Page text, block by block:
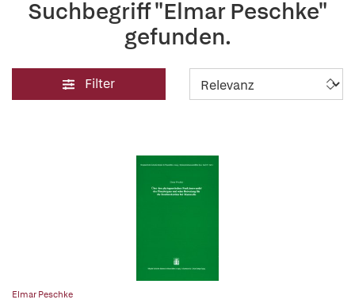
Suchbegriff "Elmar Peschke"
gefunden.
Filter
Elmar Peschke